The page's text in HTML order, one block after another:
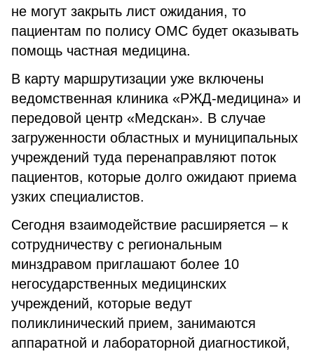
не могут закрыть лист ожидания, то
пациентам по полису ОМС будет оказывать
помощь частная медицина.
В карту маршрутизации уже включены
ведомственная клиника «РЖД-медицина» и
передовой центр «Медскан». В случае
загруженности областных и муниципальных
учреждений туда перенаправляют поток
пациентов, которые долго ожидают приема
узких специалистов.
Сегодня взаимодействие расширяется – к
сотрудничеству с региональным
минздравом приглашают более 10
негосударственных медицинских
учреждений, которые ведут
поликлинический прием, занимаются
аппаратной и лабораторной диагностикой,